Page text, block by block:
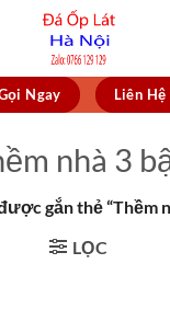
Ngay Liên Hệ
nhà 3
gắn thẻ “Thềm
LỌC